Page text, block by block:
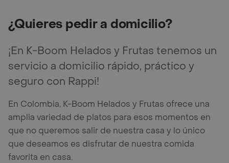
¿Quieres pedir a domicilio?
¡En K-Boom Helados y Frutas tenemos un
servicio a domicilio rápido, práctico y
seguro con Rappi!
En Colombia, K-Boom Helados y Frutas ofrece una
amplia variedad de platos para esos momentos en
que no queremos salir de nuestra casa y lo único
que deseamos es disfrutar de nuestra comida
favorita en casa.